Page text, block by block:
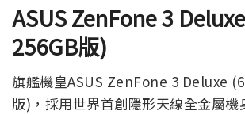
ASUS ZenFone 3 Deluxe
256GB版)
旗艦機皇ASUS ZenFone 3 Deluxe
版)，採用世界首創隱形天線全金屬機